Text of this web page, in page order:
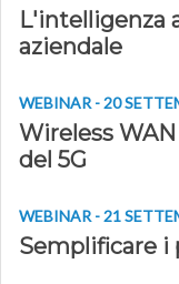
L'intelligenza
aziendale
WEBINAR - 20
Wireless
del 5G
WEBINAR - 21
Semplificare